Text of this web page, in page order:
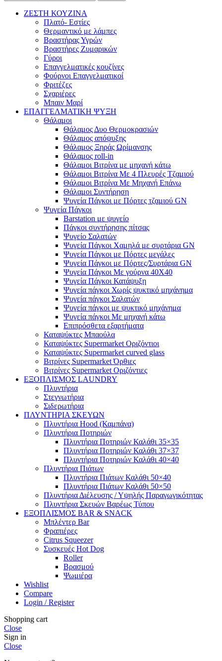
ΖΕΣΤΗ ΚΟΥΖΙΝΑ
Πλατό- Εστίες
Θερμαντικό με λάμπες
Βραστήρας Υγρών
Βραστήρες Ζυμαρικών
Γύροι
Επαγγελματικές κουζίνες
Φούρνοι Επαγγελματικοί
Φριτέζες
Σχαριέρες
Μπαιν Μαρί
ΕΠΑΓΓΕΛΜΑΤΙΚΗ ΨΥΞΗ
Θάλαμοι
Θάλαμος Δυο Θερμοκρασιών
Θάλαμος απόψυξης
Θάλαμος Ξηράς Ωρίμανσης
Θάλαμος roll-in
Θάλαμοι Βιτρίνα με μηχανή κάτω
Θάλαμοι Βιτρίνα Με 4 Πλευρές Τζαμιού
Θάλαμοι Βιτρίνα Με Μηχανή Επάνω
Θάλαμοι Συντήρηση
Ψυγεία Πάγκοι με Πόρτες τζαμιού GN
Ψυγεία Πάγκοι
Barstation με ψυγείο
Πάγκοι συντήρησης πίτσας
Ψυγείο Σαλατών
Ψυγεία Πάγκοι Χαμηλά με συρτάρια GN
Ψυγεία Πάγκοι με Πόρτες μεγάλες
Ψυγεία Πάγκοι με Πόρτες/Συρτάρια GN
Ψυγεία Πάγκοι Με γούρνα 40Χ40
Ψυγεία Πάγκοι Κατάψυξη
Ψυγεία πάγκοι Χωρίς ψυκτικό μηχάνημα
Ψυγεία πάγκοι Σαλατών
Ψυγεία πάγκοι με ψυκτικό μηχάνημα
Ψυγεία πάγκοι Με μηχανή κάτω
Επιπρόσθετα εξαρτήματα
Καταψύκτες Μπαούλα
Καταψύκτες Supermarket Οριζόντιοι
Καταψύκτες Supermarket curved glass
Βιτρίνες Supermarket Όρθιες
Βιτρίνες Supermarket Οριζόντιες
ΕΞΟΠΛΙΣΜΟΣ LAUNDRY
Πλυντήρια
Στεγνωτήρια
Σιδερωτήρια
ΠΛΥΝΤΗΡΙΑ ΣΚΕΥΩΝ
Πλυντήρια Hood (Καμπάνα)
Πλυντήρια Ποτηριών
Πλυντήρια Ποτηριών Καλάθι 35×35
Πλυντήρια Ποτηριών Καλάθι 37×37
Πλυντήρια Ποτηριών Καλάθι 40×40
Πλυντήρια Πιάτων
Πλυντήρια Πιάτων Καλάθι 50×40
Πλυντήρια Πιάτων Καλάθι 50×50
Πλυντήρια Διέλευσης / Υψηλής Παραγωγικότητας
Πλυντήρια Σκευών Βαρέως Τύπου
ΕΞΟΠΛΙΣΜΟΣ BAR & SNACK
Μπλέντερ Bar
Φραπιέρες
Citrus Squeezer
Συσκευές Hot Dog
Roller
Βρασμού
Ψωμιέρα
Wishlist
Compare
Login / Register
Shopping cart
Close
Sign in
Close